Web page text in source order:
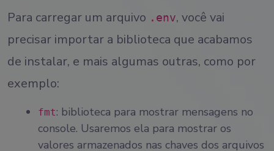
Para carregar um arquivo .env, você vai
precisar importar a biblioteca que acabamos
de instalar, e mais algumas outras, como por
exemplo:
fmt: biblioteca para mostrar mensagens no
console. Usaremos ela para mostrar os
valores armazenados nas chaves dos arquivos